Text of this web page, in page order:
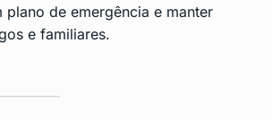
plano de emergência e manter
e familiares.